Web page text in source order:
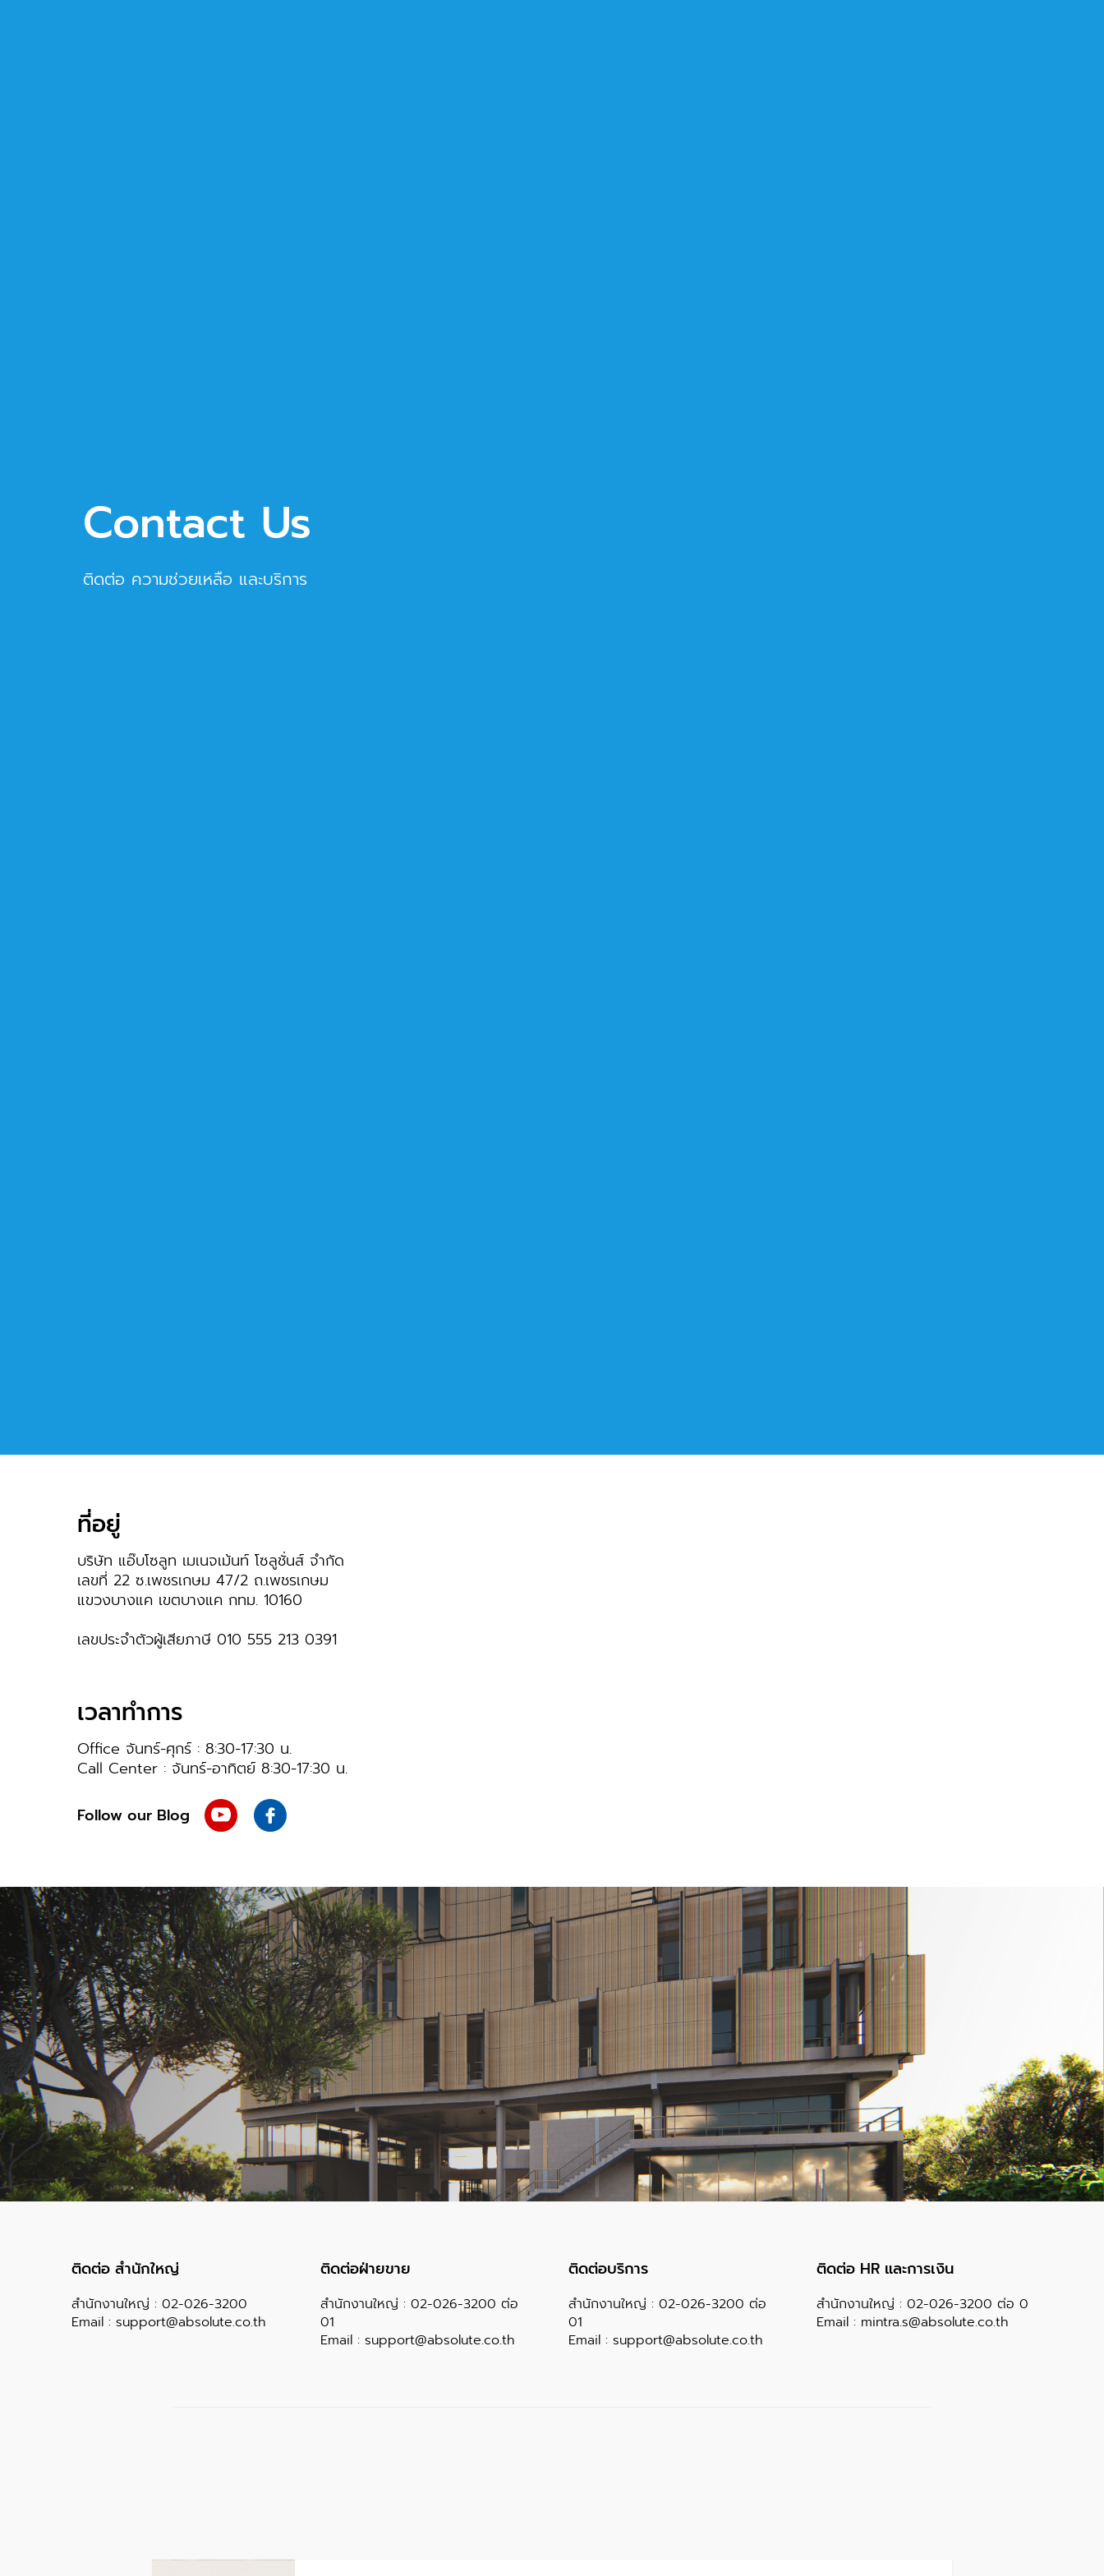
Contact Us
ติดต่อ ความช่วยเหลือ และบริการ
ที่อยู่
บริษัท แอ๊บโซลูท เมเนจเม้นท์ โซลูชั่นส์ จํากัด
เลขที่ 22 ซ.เพชรเกษม 47/2 ถ.เพชรเกษม
แขวงบางแค เขตบางแค กทม. 10160
เลขประจำตัวผู้เสียภาษี 010 555 213 0391
เวลาทำการ
Office จันทร์-ศุกร์ : 8:30-17:30 น.
Call Center : จันทร์-อาทิตย์ 8:30-17:30 น.
Follow our Blog
ติดต่อ สำนักใหญ่
สำนักงานใหญ่ :02-026-3200
Email :support@absolute.co.th
ติดต่อฝ่ายขาย
สำนักงานใหญ่ : 02-026-3200 ต่อ
01
Email : support@absolute.co.th
ติดต่อบริการ
สำนักงานใหญ่ : 02-026-3200 ต่อ
01
Email : support@absolute.co.th
ติดต่อ HR และการเงิน
สำนักงานใหญ่ :02-026-3200 ต่อ 0
Email : mintra.s@absolute.co.th